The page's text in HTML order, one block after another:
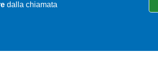
dalla chiamata